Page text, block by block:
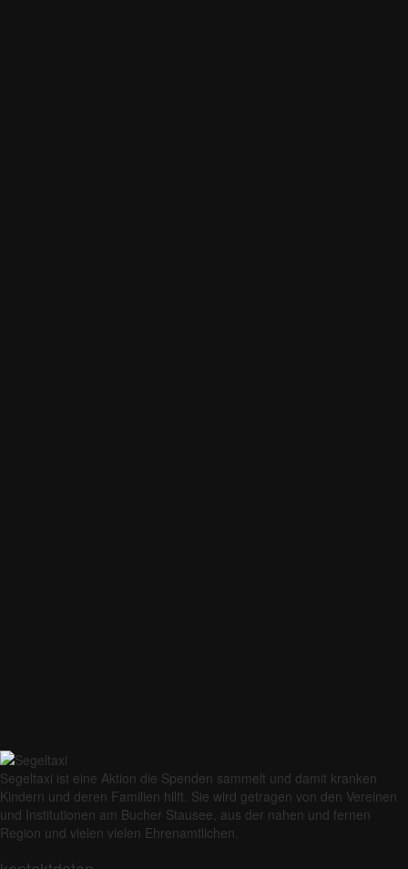
Segeltaxi ist eine Aktion die Spenden sammelt und damit kranken
Kindern und deren Familien hilft. Sie wird getragen von den Vereinen
und Institutionen am Bucher Stausee, aus der nahen und fernen
Region und vielen vielen Ehrenamtlichen.